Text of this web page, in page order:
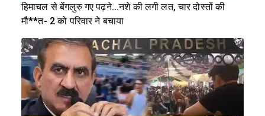
हिमाचल से बेंगलुरु गए पढ़ने...नशे की लगी लत, चार दोस्तों की
मौ**त- 2 को परिवार ने बचाया